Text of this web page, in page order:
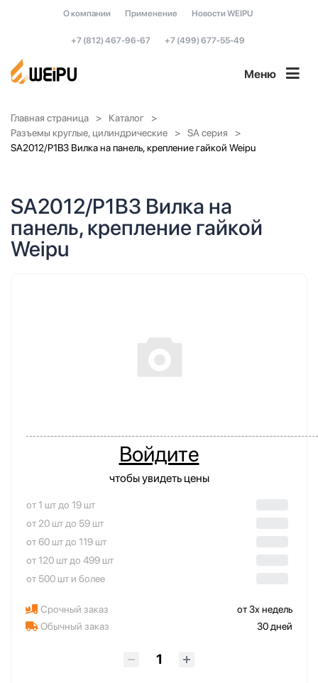
О компании Применение Новости WEIPU
+7 (812) 467-96-67 +7 (499) 677-55-49
Меню
Главная страница
Каталог
Разъемы круглые, цилиндрические
SA серия
SA2012/P1B3 Вилка на панель, крепление гайкой Weipu
SA2012/P1B3 Вилка на
панель, крепление гайкой
Weipu
Войдите
чтобы увидеть цены
от 1 шт до 19 шт
от 20 шт до 59 шт
от 60 шт до 119 шт
от 120 шт до 499 шт
от 500 шт и более
Срочный заказ
от 3х недель
Обычный заказ
30 дней